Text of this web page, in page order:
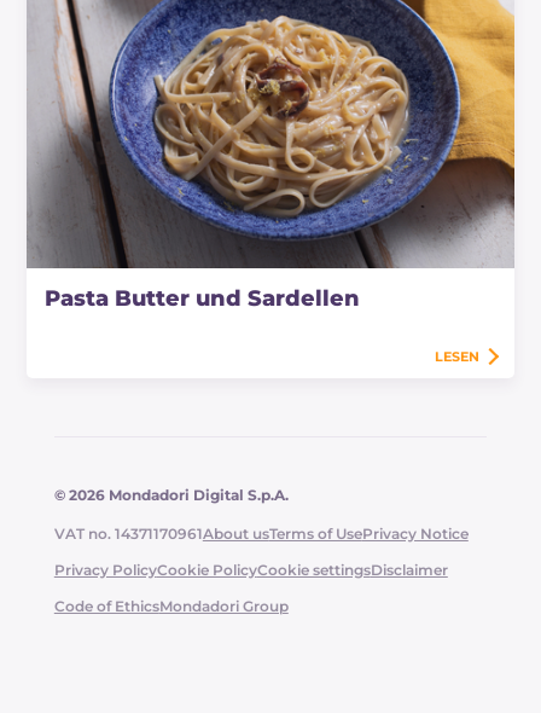
Pasta Butter und Sardellen
LESEN
© 2026 Mondadori Digital S.p.A.
VAT no. 14371170961About usTerms of UsePrivacy Notice
Privacy PolicyCookie PolicyCookie settingsDisclaimer
Code of EthicsMondadori Group